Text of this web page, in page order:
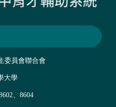
委員會聯合會
大學
、8604